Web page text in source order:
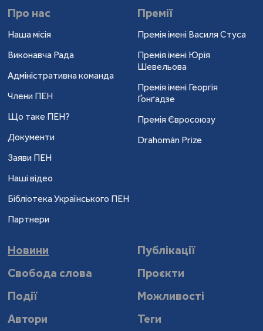
Про нас
Наша місія
Виконавча Рада
Адміністративна команда
Члени ПЕН
Що таке ПЕН?
Документи
Заяви ПЕН
Наші відео
Бібліотека Українського ПЕН
Партнери
Премії
Премія імені Василя Стуса
Премія імені Юрія
Шевельова
Премія імені Георгія
Ґонґадзе
Премія Євросоюзу
Drahomán Prize
Новини
Публікації
Свобода слова
Проєкти
Події
Можливості
Автори
Теги